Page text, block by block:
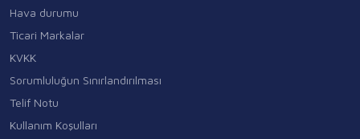
Hava durumu
Ticari Markalar
KVKK
Sorumluluğun Sınırlandırılması
Telif Notu
Kullanım Koşulları